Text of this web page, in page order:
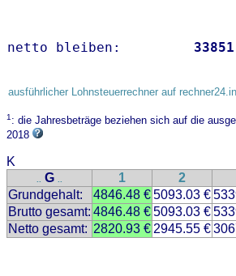
netto bleiben:
ausführlicher Lohnsteuerrechner auf
1: die Jahresbeträge beziehen sich auf die
2018
K
.. G .. 1 2
Grundgehalt:
4846.48 €5093.03 €
Brutto gesamt: 4846.48 €5093.03 €
Netto gesamt: 2820.93 € 2945.55 €